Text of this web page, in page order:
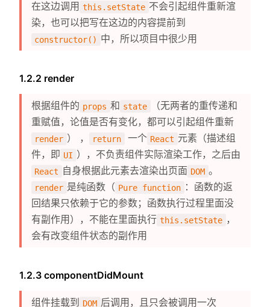
在这边调用 this.setState 不会引起组件重新渲
染，也可以把写在这边的内容提前到
constructor() 中，所以项目中很少用
1.2.2 render
根据组件的 props 和 state
（无两者的重传递和
重赋值，论值是否有变化，都可以引起组件重新
render ） ， return 一个 React 元素（描述组
件，即 UI ），不负责组件实际渲染工作，之后由
React 自身根据此元素去渲染出页面 DOM 。
render 是纯函数（ Pure function ：函数的返
回结果只依赖于它的参数；函数执行过程里面没
有副作用），不能在里面执行 this.setState ，
会有改变组件状态的副作用
1.2.3 componentDidMount
组件挂载到 DOM 后调用，且只会被调用一次